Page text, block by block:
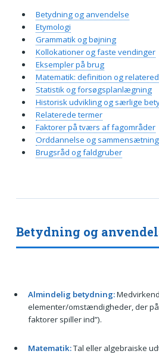
Betydning og
Almindelig betydning:
elementer/omstændigheder, der
faktorer spiller ind”).
Matematik:Tal eller algebraiske
Betydning og anvendelse
Etymologi
Grammatik og bøjning
Kollokationer og faste vendinger
Eksempler på brug
Matematik: definition og
Statistik og forsøgsplanlægning
Historisk udvikling og særlige
Relaterede termer
Faktorer på tværs af fagområder
Orddannelse og
Brugsråd og faldgruber